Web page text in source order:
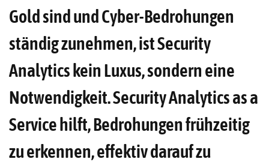
Gold sind und Cyber-Bedrohungen
ständig zunehmen, ist Security
Analytics kein Luxus, sondern eine
Notwendigkeit. Security Analytics as a
Service hilft, Bedrohungen frühzeitig
zu erkennen, effektiv darauf zu